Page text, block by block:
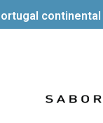
continental